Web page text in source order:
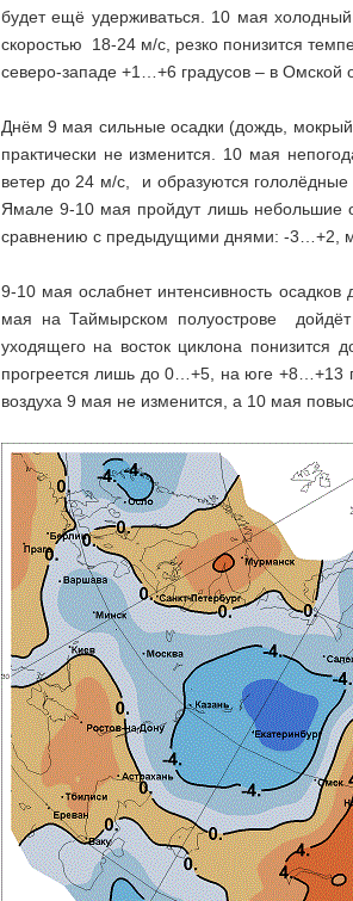
будет ещё удерживаться. 10 мая
скоростью 18-24 м/с, резко понизится
северо-западе +1…+6 градусов – в Омской
Днём 9 мая сильные осадки (дождь, мокрый
практически не изменится. 10 мая
ветер до 24 м/с, и образуются
Ямале 9-10 мая пройдут лишь небольшие
сравнению с предыдущими днями: -3…+2,
9-10 мая ослабнет интенсивность
мая на Таймырском полуострове
уходящего на восток циклона
прогреется лишь до 0…+5, на юге +8…+13
воздуха 9 мая не изменится, а 10 мая